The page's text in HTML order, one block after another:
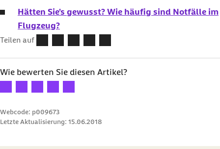
Hätten Sie's gewusst? Wie häufig sind Notfälle im
Flugzeug?
Teilen auf
Wie bewerten Sie diesen Artikel?
Ihre Bewertung: 1 Stern
Ihre Bewertung: 2 Sterne
Ihre Bewertung: 3 Sterne
Ihre Bewertung: 4 Sterne
Ihre Bewertung: 5 Sterne
Webcode: p009673
Letzte Aktualisierung: 15.06.2018